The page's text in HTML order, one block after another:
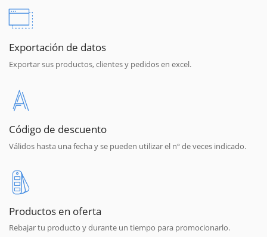
Exportación de datos
Exportar sus productos, clientes y pedidos en excel.
Código de descuento
Válidos hasta una fecha y se pueden utilizar el nº de veces indicado.
Productos en oferta
Rebajar tu producto y durante un tiempo para promocionarlo.